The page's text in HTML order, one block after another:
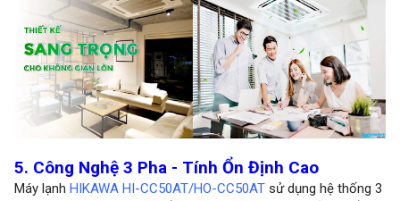
5. Công Nghệ 3 Pha - Tính Ổn Định Cao
Máy lạnh HIKAWA HI-CC50AT/HO-CC50ATsử dụng hệ thống 3